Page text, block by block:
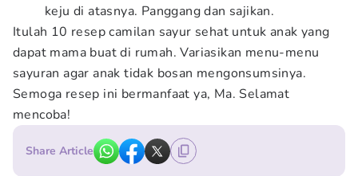
keju di atasnya. Panggang dan sajikan.
Itulah 10 resep camilan sayur sehat untuk anak yang
dapat mama buat di rumah. Variasikan menu-menu
sayuran agar anak tidak bosan mengonsumsinya.
Semoga resep ini bermanfaat ya, Ma. Selamat
mencoba!
Share Article